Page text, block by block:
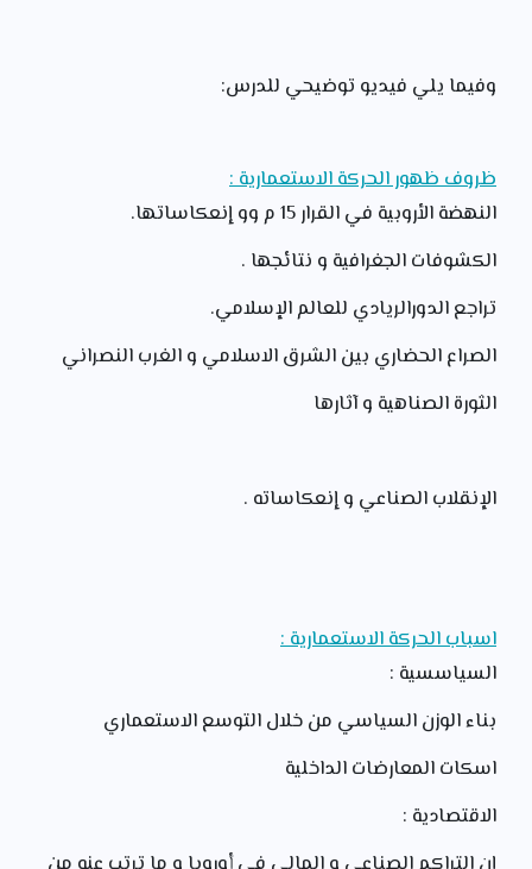
وفيما يلي فيديو توضيحي للدرس:
ظروف ظهور الحركة الاستعمارية :
النهضة الأروبية في القرار 15 م وو إنعكاساتها.
الكشوفات الجغرافية و نتائجها .
تراجع الدورالريادي للعالم الإسلامي.
الصراع الحضاري بين الشرق الاسلامي و الغرب النصراني
الثورة الصناهية و آثارها
الإنقلاب الصناعي و إنعكاساته .
اسباب الحركة الاستعمارية :
السياسسية :
بناء الوزن السياسي من خلال التوسع الاستعماري
اسكات المعارضات الداخلية
الاقتصادية :